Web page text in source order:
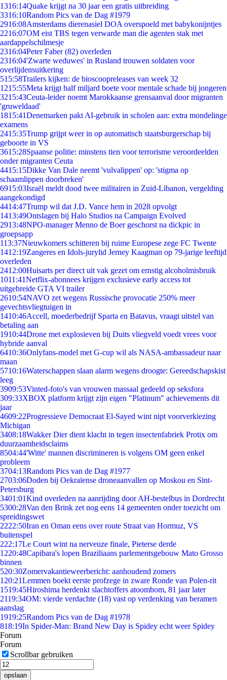
1316:14Quake krijgt na 30 jaar een gratis uitbreiding
3316:10Random Pics van de Dag #1979
2916:08Amsterdams dierenasiel DOA overspoeld met babykonijntjes
2216:07OM eist TBS tegen verwarde man die agenten stak met
aardappelschilmesje
2316:04Peter Faber (82) overleden
2316:04'Zwarte weduwes' in Rusland trouwen soldaten voor
overlijdensuitkering
515:58Trailers kijken: de bioscoopreleases van week 32
1215:55Meta krijgt half miljard boete voor mentale schade bij jongeren
3215:43Ceuta-leider noemt Marokkaanse grensaanval door migranten
'gruweldaad'
1815:41Denemarken pakt AI-gebruik in scholen aan: extra mondelinge
examens
2415:35Trump grijpt weer in op automatisch staatsburgerschap bij
geboorte in VS
3615:28Spaanse politie: minstens tien voor terrorisme veroordeelden
onder migranten Ceuta
4415:15Dikke Van Dale neemt 'vulvalippen' op: 'stigma op
schaamlippen doorbreken'
6915:03Israël meldt dood twee militairen in Zuid-Libanon, vergelding
aangekondigd
4414:47Trump wil dat J.D. Vance hem in 2028 opvolgt
1413:49Ontslagen bij Halo Studios na Campaign Evolved
2913:48NPO-manager Menno de Boer geschorst na dickpic in
groepsapp
113:37Nieuwkomers schitteren bij ruime Europese zege FC Twente
1412:19Zangeres en Idols-jurylid Jerney Kaagman op 79-jarige leeftijd
overleden
2412:00Huisarts per direct uit vak gezet om ernstig alcoholmisbruik
1011:41Netflix-abonnees krijgen exclusieve early access tot
uitgebreide GTA VI trailer
2610:54NAVO zet wegens Russische provocatie 250% meer
gevechtsvliegtuigen in
1410:46Accell, moederbedrijf Sparta en Batavus, vraagt uitstel van
betaling aan
1910:44Drone met explosieven bij Duits vliegveld voedt vrees voor
hybride aanval
6410:36Onlyfans-model met G-cup wil als NASA-ambassadeur naar
maan
5710:16Waterschappen slaan alarm wegens droogte: Gereedschapskist
leeg
3909:53Vinted-foto's van vrouwen massaal gedeeld op seksfora
309:33XBOX platform krijgt zijn eigen "Platinum" achievements dit
jaar
4609:22Progressieve Democraat El-Sayed wint nipt voorverkiezing
Michigan
3408:18Wakker Dier dient klacht in tegen insectenfabriek Protix om
duurzaamheidsclaims
8504:44'Witte' mannen discrimineren is volgens OM geen enkel
probleem
3704:13Random Pics van de Dag #1977
2703:06Doden bij Oekraïense droneaanvallen op Moskou en Sint-
Petersburg
3401:01Kind overleden na aanrijding door AH-bestelbus in Dordrecht
5300:28Van den Brink zet nog eens 14 gemeenten onder toezicht om
spreidingswet
2222:50Iran en Oman eens over route Straat van Hormuz, VS
buitenspel
222:17Le Court wint na nerveuze finale, Pieterse derde
1220:48Capibara's lopen Braziliaans parlementsgebouw Mato Grosso
binnen
520:30Zomervakantieweerbericht: aanhoudend zomers
1 20:21Lemmen boekt eerste profzege in zware Ronde van Polen-rit
1519:45Hiroshima herdenkt slachtoffers atoombom, 81 jaar later
2119:34OM: vierde verdachte (18) vast op verdenking van beramen
aanslag
1919:25Random Pics van de Dag #1978
818:19In Spider-Man: Brand New Day is Spidey echt weer Spidey
Forum
Forum
Scrollbar gebruiken
opslaan